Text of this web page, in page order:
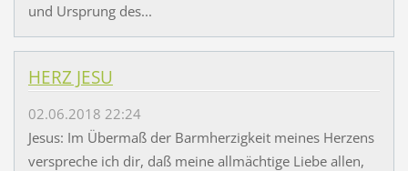
und Ursprung des...
HERZ JESU
02.06.2018 22:24
Jesus: Im Übermaß der Barmherzigkeit meines Herzens
verspreche ich dir, daß meine allmächtige Liebe allen,